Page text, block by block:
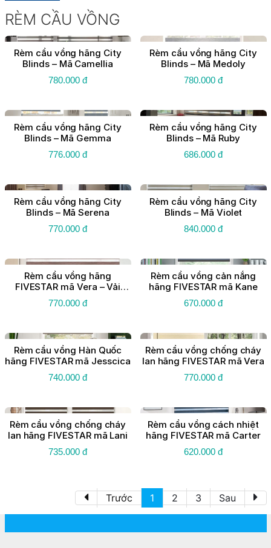
RÈM CẦU VỒNG
Rèm cầu vồng hãng City
Blinds – Mã Camellia
780.000 đ
Rèm cầu vồng hãng City
Blinds – Mã Medoly
780.000 đ
Rèm cầu vồng hãng City
Blinds – Mã Gemma
776.000 đ
Rèm cầu vồng hãng City
Blinds – Mã Ruby
686.000 đ
Rèm cầu vồng hãng City
Blinds – Mã Serena
770.000 đ
Rèm cầu vồng hãng City
Blinds – Mã Violet
840.000 đ
Rèm cầu vồng hãng
FIVESTAR mã Vera – Vải
Chống cháy lan
770.000 đ
Rèm cầu vồng cản nắng
hãng FIVESTAR mã Kane
670.000 đ
Rèm cầu vồng Hàn Quốc
hãng FIVESTAR mã Jesscica
740.000 đ
Rèm cầu vồng chống cháy
lan hãng FIVESTAR mã Vera
770.000 đ
Rèm cầu vồng chống cháy
lan hãng FIVESTAR mã Lani
735.000 đ
Rèm cầu vồng cách nhiệt
hãng FIVESTAR mã Carter
620.000 đ
Trước 1 2 3 Sau